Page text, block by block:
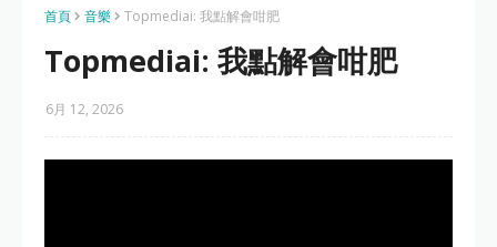
首頁 音樂 Topmediai: 我點解會咁肥
Topmediai: 我點解會咁肥
6月 12, 2026